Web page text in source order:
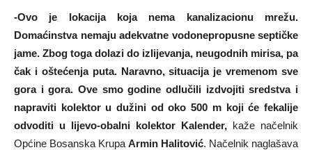
-Ovo je lokacija koja nema kanalizacionu mrežu.
Domaćinstva nemaju adekvatne vodonepropusne septičke
jame. Zbog toga dolazi do izlijevanja, neugodnih mirisa, pa
čak i oštećenja puta. Naravno, situacija je vremenom sve
gora i gora. Ove smo godine odlučili izdvojiti sredstva i
napraviti kolektor u dužini od oko 500 m koji će fekalije
odvoditi u lijevo-obalni kolektor Kalender, kaže načelnik
Općine Bosanska Krupa Armin Halitović. Načelnik naglašava